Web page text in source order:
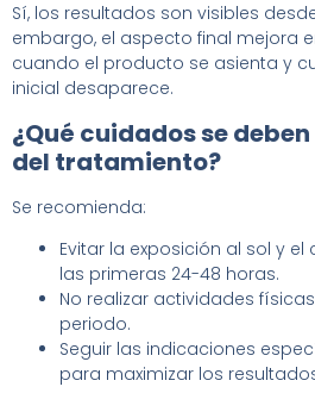
Sí, los resultados son visibles
embargo, el aspecto final mejora
cuando el producto se asienta y
inicial desaparece.
¿Qué cuidados se
del tratamiento?
Se recomienda:
Evitar la exposición al sol y
las primeras 24-48 horas.
No realizar actividades
periodo.
Seguir las indicaciones
para maximizar los